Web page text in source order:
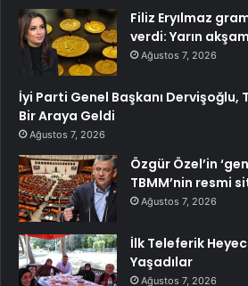
Filiz Eryılmaz
verdi: Yarın
Ağustos 7, 2026
İyi Parti Genel Başkanı
Bir Araya Geldi
Ağustos 7, 2026
Özgür Özel’in
TBMM’nin resmi
Ağustos 7, 2026
İlk Teleferik
Yaşadılar
Ağustos 7, 2026